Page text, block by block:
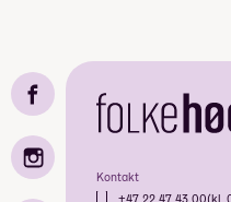
Kontakt